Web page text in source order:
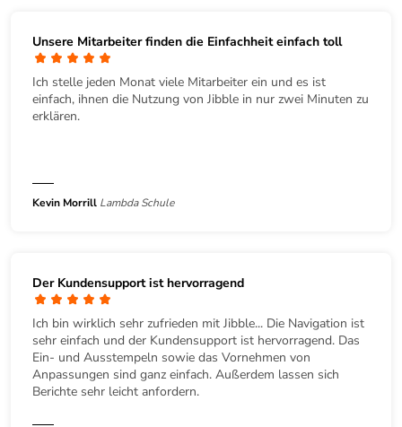
Unsere Mitarbeiter finden die Einfachheit einfach toll
Ich stelle jeden Monat viele Mitarbeiter ein und es ist
einfach, ihnen die Nutzung von Jibble in nur zwei Minuten zu
erklären.
Kevin Morrill Lambda Schule
Der Kundensupport ist hervorragend
Ich bin wirklich sehr zufrieden mit Jibble... Die Navigation ist
sehr einfach und der Kundensupport ist hervorragend. Das
Ein- und Ausstempeln sowie das Vornehmen von
Anpassungen sind ganz einfach. Außerdem lassen sich
Berichte sehr leicht anfordern.